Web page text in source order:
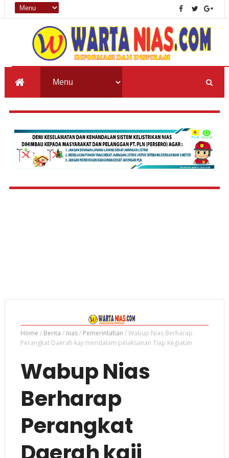
Home / Berita / nias/ Pemerintahan /Wabup Nias Berharap
Perangkat Daerah kaji mendalam pelaksanan Tiap Kegiatan
Wabup Nias
Berharap
Perangkat